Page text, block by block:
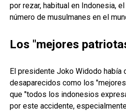
por rezar, habitual en Indonesia,
número de musulmanes en el
Los "mejores
El presidente Joko Widodo había
desaparecidos como los
que "todos los indonesios
por este accidente,